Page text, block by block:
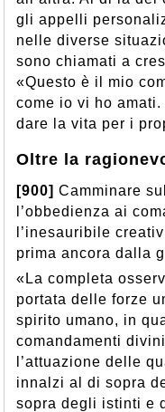
gli appelli
nelle diverse
sono chiamati a
«Questo è il mio
come io vi ho
dare la vita per i
Oltre la
[900] Camminare
l’obbedienza ai
l’inesauribile
prima ancora dalla
«La completa
portata delle forze
spirito umano, in
comandamenti
l’attuazione delle
innalzi al di sopra
sopra degli istinti e